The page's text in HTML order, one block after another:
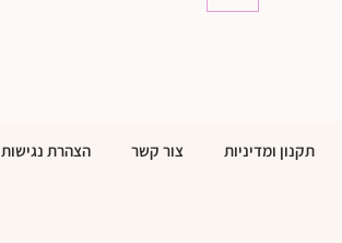
הצהרת נגישות צור קשר תקנון ומדיניות